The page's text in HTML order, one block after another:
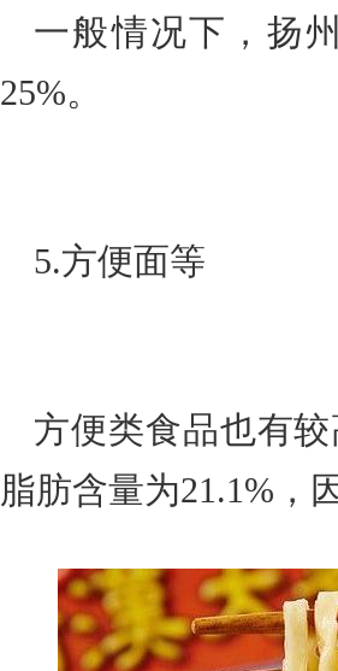
一般情况下，扬
25%。
5.方便面等
方便类食品也有
脂肪含量为21.1%，